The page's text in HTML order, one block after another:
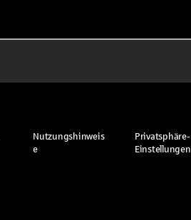
Nutzungshinweis
e
Privatsphäre-
Einstellungen